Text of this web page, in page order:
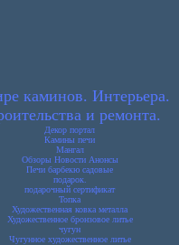
каминов. Интерьера.
и ремонта.
Декор портал
Камины печи
Мангал
Обзоры Новости Анонсы
Печи барбекю садовые
подарок.
подарочный сертификат
Топка
Художественная ковка металла
Художественное бронзовое литье
чугун
Чугунное художественное литье